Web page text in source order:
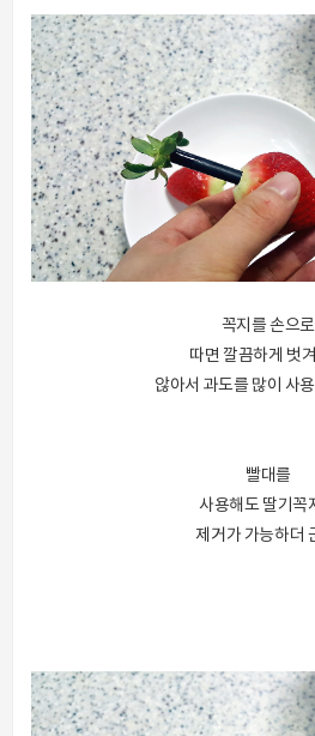
꼭지를 손으로
따면 깔끔하게 벗
않아서 과도를 많이 사
빨대를
사용해도 딸기꼭
제거가 가능하더